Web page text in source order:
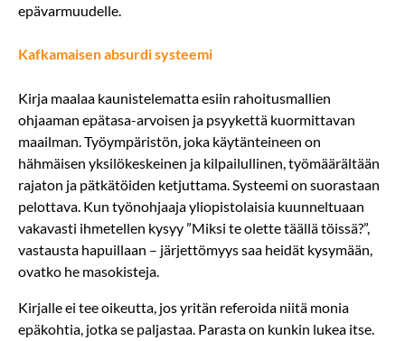
epävarmuudelle.
Kafkamaisen absurdi systeemi
Kirja maalaa kaunistelematta esiin rahoitusmallien
ohjaaman epätasa-arvoisen ja psyykettä kuormittavan
maailman. Työympäristön, joka käytänteineen on
hähmäisen yksilökeskeinen ja kilpailullinen, työmäärältään
rajaton ja pätkätöiden ketjuttama. Systeemi on suorastaan
pelottava. Kun työnohjaaja yliopistolaisia kuunneltuaan
vakavasti ihmetellen kysyy ”Miksi te olette täällä töissä?”,
vastausta hapuillaan – järjettömyys saa heidät kysymään,
ovatko he masokisteja.
Kirjalle ei tee oikeutta, jos yritän referoida niitä monia
epäkohtia, jotka se paljastaa. Parasta on kunkin lukea itse.